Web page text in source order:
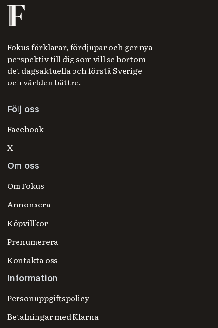
Fokus förklarar, fördjupar och ger nya
perspektiv till dig som vill se bortom
det dagsaktuella och förstå Sverige
och världen bättre.
Följ oss
Facebook
X
Om oss
Om Fokus
Annonsera
Köpvillkor
Prenumerera
Kontakta oss
Information
Personuppgiftspolicy
Betalningar med Klarna